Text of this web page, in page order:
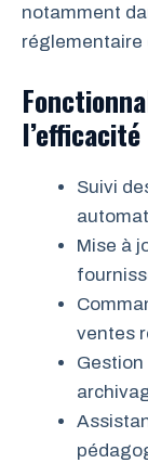
notamment
réglementaire
Suivi
Mise à
ventes